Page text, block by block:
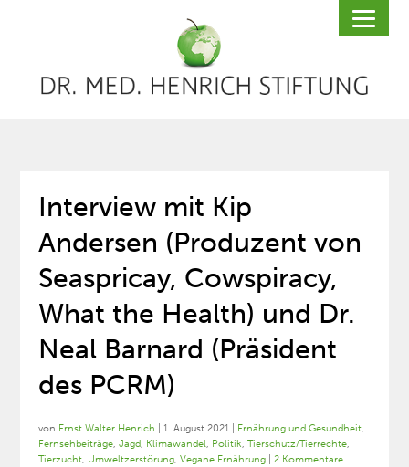
Interview mit Kip
Andersen (Produzent von
Seaspricay, Cowspiracy,
What the Health) und Dr.
Neal Barnard (Präsident
des PCRM)
von Ernst Walter Henrich |1. August 2021 Ernährung und Gesundheit,
Fernsehbeiträge,Jagd, Klimawandel, Politik,Tierschutz/Tierrechte,
Tierzucht, Umweltzerstörung,Vegane Ernährung |2 Kommentare